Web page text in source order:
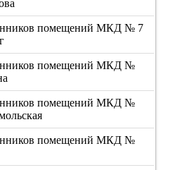
помещений МКД № 7
помещений МКД №
помещений МКД №
помещений МКД №